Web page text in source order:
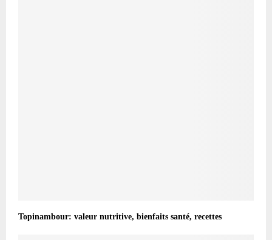
Topinambour: valeur nutritive, bienfaits santé, recettes